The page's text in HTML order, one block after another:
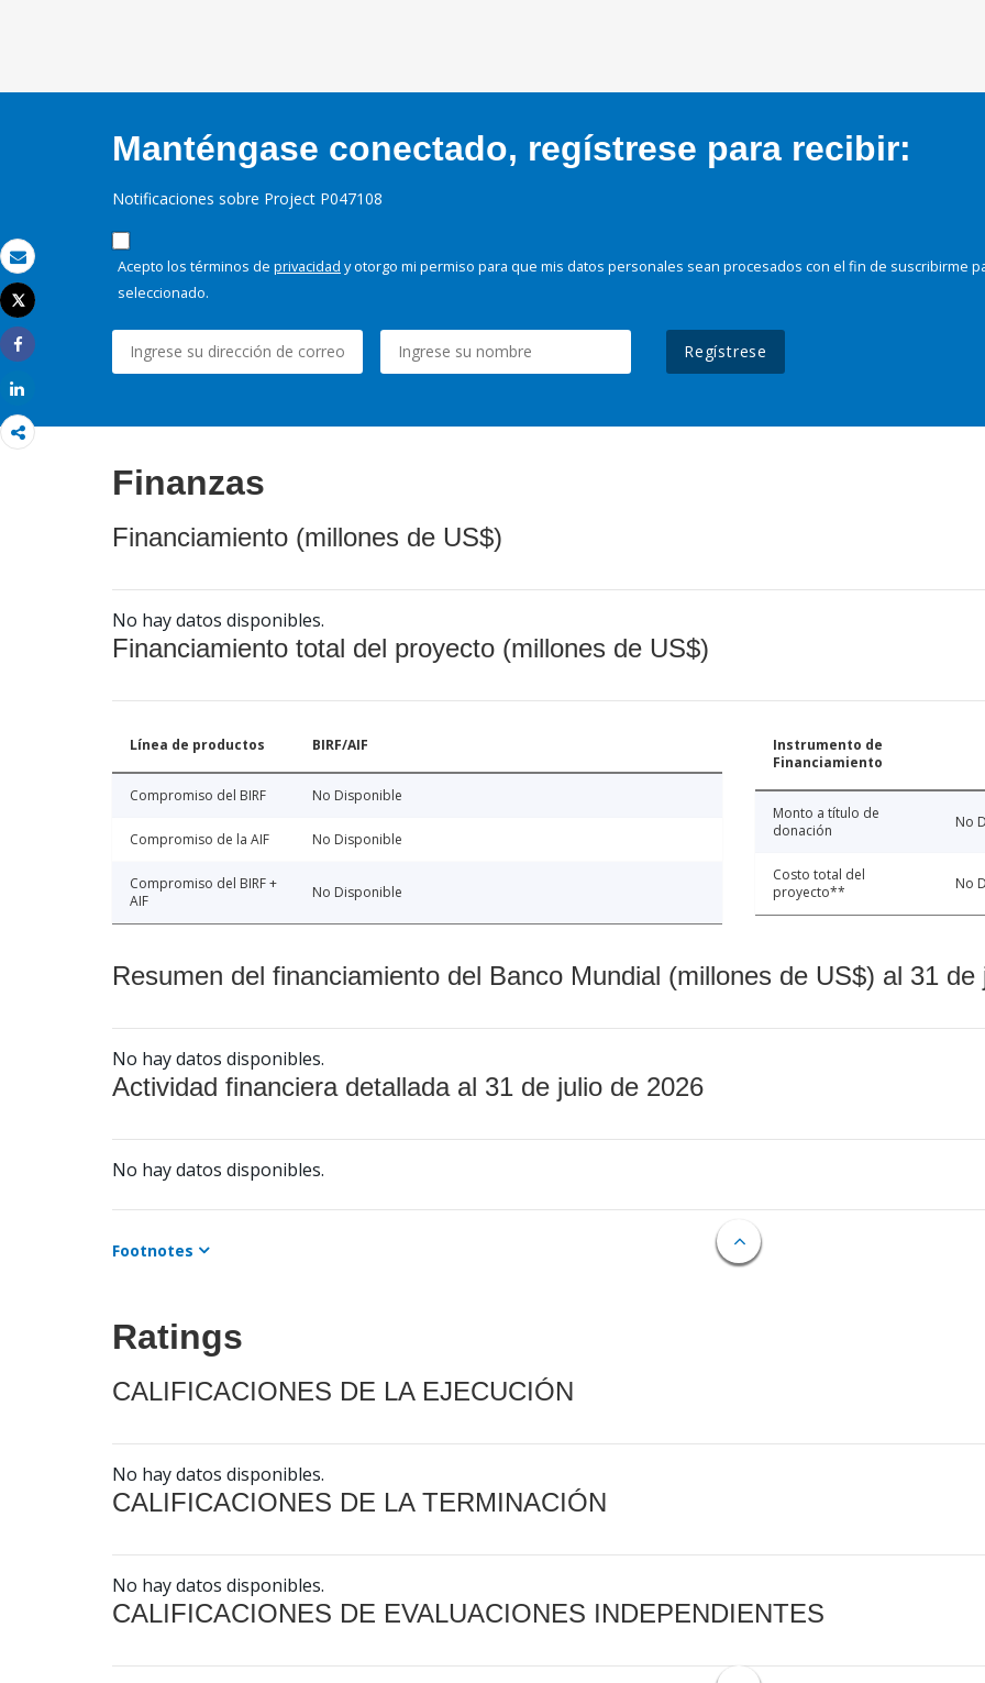
Correo electrónico
Imprimir
Tweet
Share
Manténgase conectado, regístrese para recibir:
Notificaciones sobre Project P047108
Acepto los términos de privacidad y otorgo mi permiso para que mis datos personales sean procesados con el fin de suscribirme
seleccionado.
Regístrese
Finanzas
Financiamiento (millones de US$)
No hay datos disponibles.
Financiamiento total del proyecto (millones de US$)
Línea de productos BIRF/AIF
Compromiso del BIRF No Disponible
Compromiso de la AIF No Disponible
Compromiso del BIRF +
AIF
No Disponible
Instrumento de
Financiamiento
Monto a título de
donación
No
Costo total del
proyecto**
No
Resumen del financiamiento del Banco Mundial (millones de US$) al 31 de
No hay datos disponibles.
Actividad financiera detallada al 31 de julio de 2026
No hay datos disponibles.
Footnotes
Ratings
CALIFICACIONES DE LA EJECUCIÓN
No hay datos disponibles.
CALIFICACIONES DE LA TERMINACIÓN
No hay datos disponibles.
CALIFICACIONES DE EVALUACIONES INDEPENDIENTES